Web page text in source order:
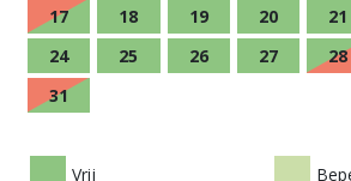
17
18 19 20 21
24
25 26 27 28
31
Vrij